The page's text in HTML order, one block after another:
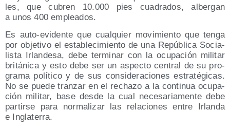
les, que cubren 10.000 pies cua­dra­dos, alber­gan
a unos 400 empleados.
Es auto-evi­den­te que cual­quier movi­mien­to que ten­ga
por obje­ti­vo el esta­ble­ci­mien­to de una Repú­bli­ca Socia­
lis­ta Irlan­de­sa, debe ter­mi­nar con la ocu­pa­ción mili­tar
bri­tá­ni­ca y esto debe ser un aspec­to cen­tral de su pro­
gra­ma polí­ti­co y de sus con­si­de­ra­cio­nes estra­té­gi­cas.
No se pue­de tran­zar en el recha­zo a la con­ti­nua ocu­pa­
ción mili­tar, base des­de la cual nece­sa­ria­men­te debe
par­tir­se para nor­ma­li­zar las rela­cio­nes entre Irlan­da
e Inglaterra.